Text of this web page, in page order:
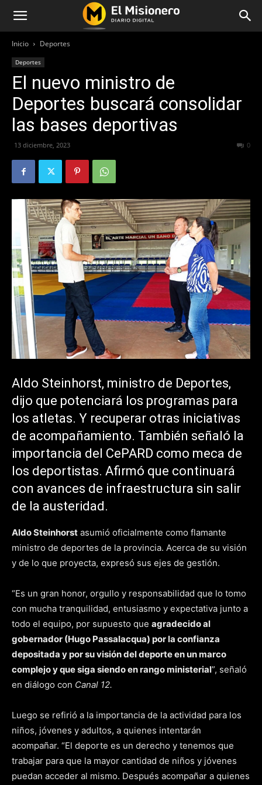
Inicio Deportes
Deportes
El nuevo ministro de
Deportes buscará consolidar
las bases deportivas
13 diciembre, 2023 0
Aldo Steinhorst, ministro de Deportes,
dijo que potenciará los programas para
los atletas. Y recuperar otras iniciativas
de acompañamiento. También señaló la
importancia del CePARD como meca de
los deportistas. Afirmó que continuará
con avances de infraestructura sin salir
de la austeridad.
Aldo Steinhorst asumió oficialmente como flamante
ministro de deportes de la provincia. Acerca de su visión
y de lo que proyecta, expresó sus ejes de gestión.
“Es un gran honor, orgullo y responsabilidad que lo tomo
con mucha tranquilidad, entusiasmo y expectativa junto a
todo el equipo, por supuesto que agradecido al
gobernador (Hugo Passalacqua) por la confianza
depositada y por su visión del deporte en un marco
complejo y que siga siendo en rango ministerial”, señaló
en diálogo con Canal 12.
Luego se refirió a la importancia de la actividad para los
niños, jóvenes y adultos, a quienes intentarán
acompañar. “El deporte es un derecho y tenemos que
trabajar para que la mayor cantidad de niños y jóvenes
puedan acceder al mismo. Después acompañar a quienes